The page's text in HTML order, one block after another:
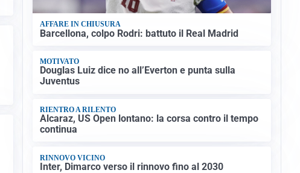
AFFARE IN CHIUSURA
Barcellona, colpo Rodri: battuto il Real Madrid
MOTIVATO
Douglas Luiz dice no all’Everton e punta sulla
Juventus
RIENTRO A RILENTO
Alcaraz, US Open lontano: la corsa contro il tempo
continua
RINNOVO VICINO
Inter, Dimarco verso il rinnovo fino al 2030